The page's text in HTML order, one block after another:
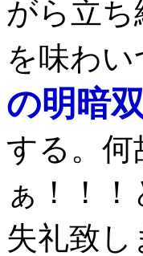
がら立
を味わ
の明暗
する。
ぁ！！
失礼致